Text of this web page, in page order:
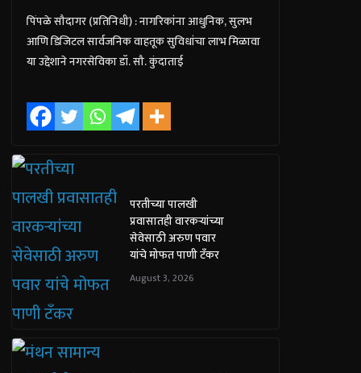
पिंपळे सौदागर (प्रतिनिधी) : नागरिकांना आधुनिक, सुलभ
आणि डिजिटल सार्वजनिक वाहतूक सुविधांचा लाभ मिळावा
या उद्देशाने नगरसेविका डॉ. सौ. कुंदाताई
परतीच्या पालखी
प्रवासातही वारकऱ्यांच्या
सेवेसाठी अरुण पवार
यांचे मोफत पाणी टँकर
August 3, 2026